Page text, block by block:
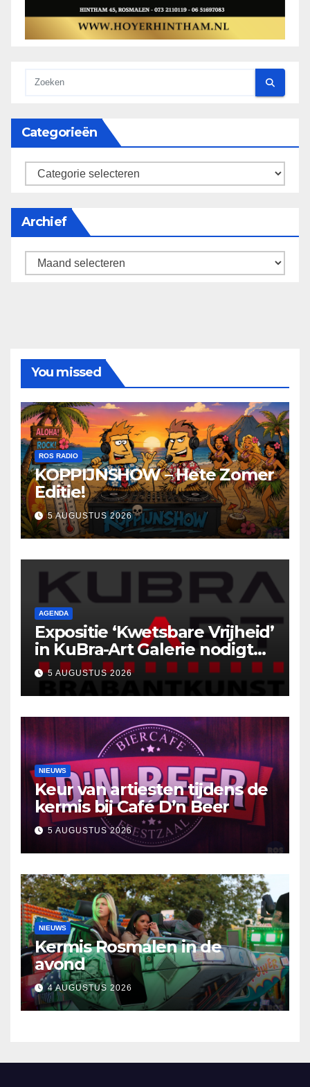
Categorieën
categorieën
Archief
Archief
You missed
ROS RADIO
KOPPIJNSHOW – Hete Zomer
Editie!
5 AUGUSTUS 2026
AGENDA
Expositie ‘Kwetsbare Vrijheid’
in KuBra-Art Galerie nodigt
uit tot ontmoeting en
reflectie
5 AUGUSTUS 2026
NIEUWS
Keur van artiesten tijdens de
kermis bij Café D’n Beer
5 AUGUSTUS 2026
NIEUWS
Kermis Rosmalen in de
avond
4 AUGUSTUS 2026